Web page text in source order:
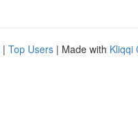
| Top Users | Made with Kliqqi